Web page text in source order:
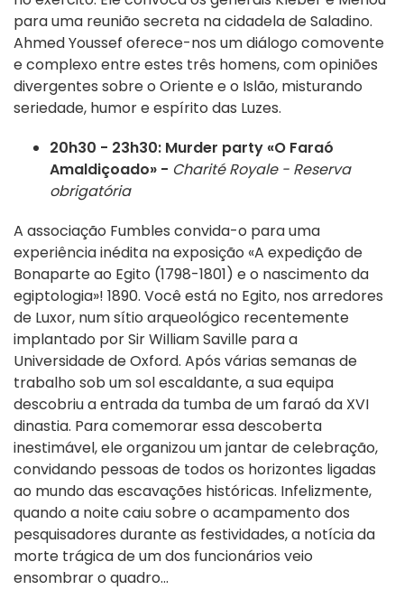
para uma reunião secreta na cidadela de Saladino.
Ahmed Youssef oferece-nos um diálogo comovente
e complexo entre estes três homens, com opiniões
divergentes sobre o Oriente e o Islão, misturando
seriedade, humor e espírito das Luzes.
20h30 - 23h30: Murder party «O Faraó
Amaldiçoado» - Charité Royale - Reserva
obrigatória
A associação Fumbles convida-o para uma
experiência inédita na exposição «A expedição de
Bonaparte ao Egito (1798-1801) e o nascimento da
egiptologia»! 1890. Você está no Egito, nos arredores
de Luxor, num sítio arqueológico recentemente
implantado por Sir William Saville para a
Universidade de Oxford. Após várias semanas de
trabalho sob um sol escaldante, a sua equipa
descobriu a entrada da tumba de um faraó da XVI
dinastia. Para comemorar essa descoberta
inestimável, ele organizou um jantar de celebração,
convidando pessoas de todos os horizontes ligadas
ao mundo das escavações históricas. Infelizmente,
quando a noite caiu sobre o acampamento dos
pesquisadores durante as festividades, a notícia da
morte trágica de um dos funcionários veio
ensombrar o quadro...